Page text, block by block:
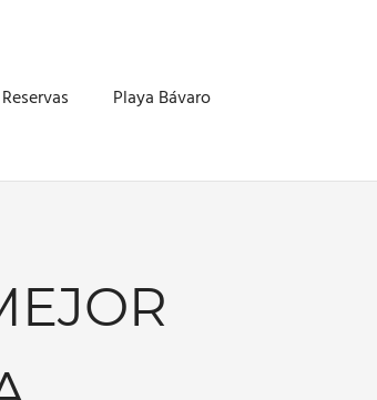
Reservas
Playa Bávaro